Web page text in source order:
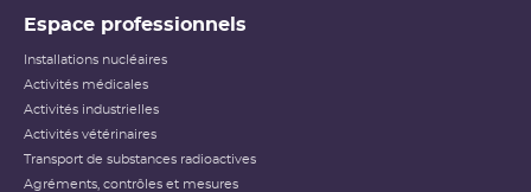
Espace professionnels
Installations nucléaires
Activités médicales
Activités industrielles
Activités vétérinaires
Transport de substances radioactives
Agréments, contrôles et mesures